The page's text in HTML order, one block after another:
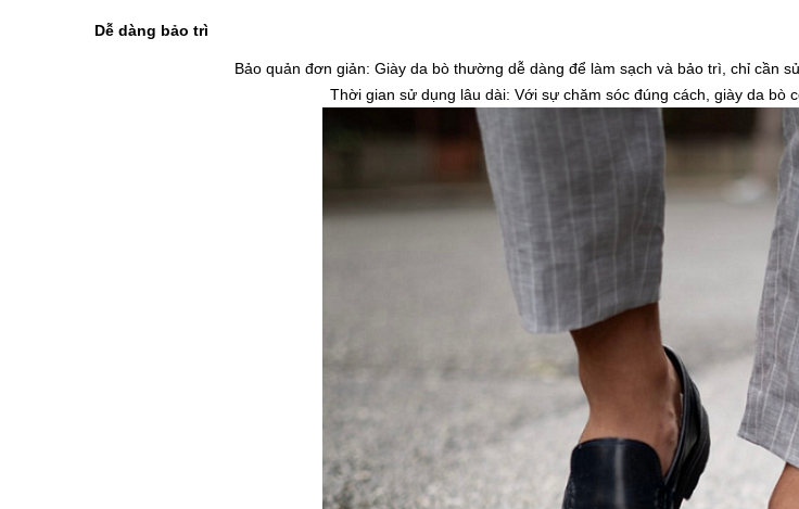
Dễ dàng bảo trì
Bảo quản đơn giản: Giày da bò thường dễ dàng để làm sạch và bảo trì, chỉ cần
Thời gian sử dụng lâu dài: Với sự chăm sóc đúng cách, giày da bò